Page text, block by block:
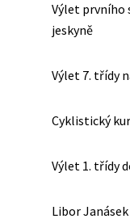
Výlet prvního
jeskyně
Výlet 7. třídy
Cyklistický
Výlet 1. třídy
Libor